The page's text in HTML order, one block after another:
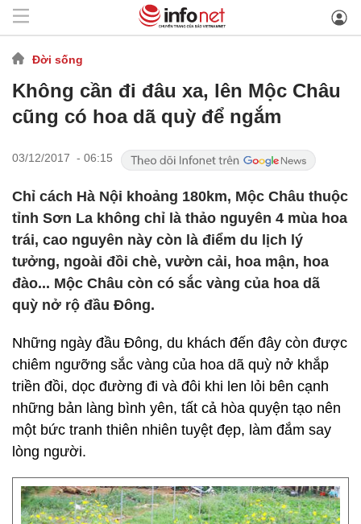
Đời sống
Không cần đi đâu xa, lên Mộc Châu
cũng có hoa dã quỳ để ngắm
03/12/2017 - 06:15
Chỉ cách Hà Nội khoảng 180km, Mộc Châu thuộc
tỉnh Sơn La không chỉ là thảo nguyên 4 mùa hoa
trái, cao nguyên này còn là điểm du lịch lý
tưởng, ngoài đồi chè, vườn cải, hoa mận, hoa
đào... Mộc Châu còn có sắc vàng của hoa dã
quỳ nở rộ đầu Đông.
Những ngày đầu Đông, du khách đến đây còn được
chiêm ngưỡng sắc vàng của hoa dã quỳ nở khắp
triền đồi, dọc đường đi và đôi khi len lỏi bên cạnh
những bản làng bình yên, tất cả hòa quyện tạo nên
một bức tranh thiên nhiên tuyệt đẹp, làm đắm say
lòng người.